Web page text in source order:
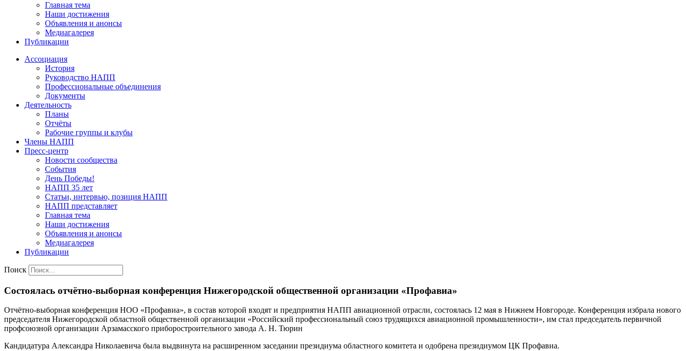
Главная тема
Наши достижения
Объявления и анонсы
Медиагалерея
Публикации
Ассоциация
История
Руководство НАПП
Профессиональные объединения
Документы
Деятельность
Планы
Отчёты
Рабочие группы и клубы
Члены НАПП
Пресс-центр
Новости сообщества
События
День Победы!
НАПП 35 лет
Статьи, интервью, позиция НАПП
НАПП представляет
Главная тема
Наши достижения
Объявления и анонсы
Медиагалерея
Публикации
Поиск
Состоялась отчётно-выборная конференция Нижегородской общественной организации «Профавиа»
Отчётно-выборная конференция НОО «Профавиа», в состав которой входят и предприятия НАПП авиационной отрасли, состоялась 12 мая в Нижнем Новгороде. Конференция избрала нового
председателя Нижегородской областной общественной организации «Российский профессиональный союз трудящихся авиационной промышленности», им стал председатель первичной
профсоюзной организации Арзамасского приборостроительного завода А. Н. Тюрин
Кандидатура Александра Николаевича была выдвинута на расширенном заседании президиума областного комитета и одобрена президиумом ЦК Профавиа.